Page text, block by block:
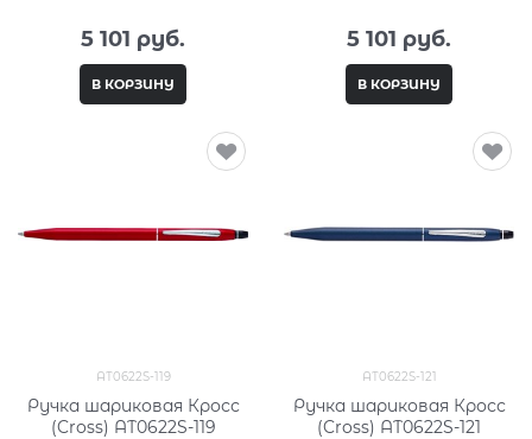
5 101 руб.
В КОРЗИНУ
5 101 руб.
В КОРЗИНУ
AT0622S-119
Ручка шариковая Кросс
(Cross) AT0622S-119
AT0622S-121
Ручка шариковая Кросс
(Cross) AT0622S-121